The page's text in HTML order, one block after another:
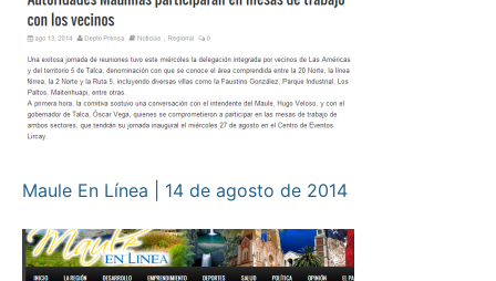
Maule En Línea | 14 de agosto de 2014